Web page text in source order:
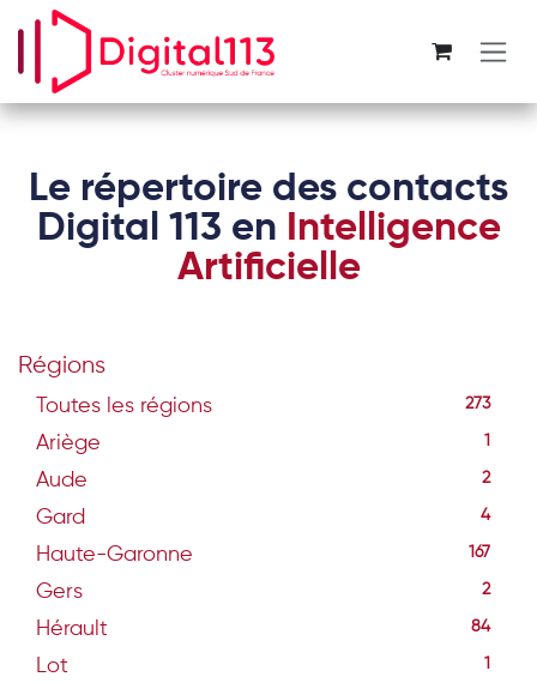
Se rendre au contenu
Le répertoire des contacts
Digital 113 en Intelligence
Artificielle
Régions
Toutes les régions 273
Ariège 1
Aude 2
Gard 4
Haute-Garonne 167
Gers 2
Hérault 84
Lot 1